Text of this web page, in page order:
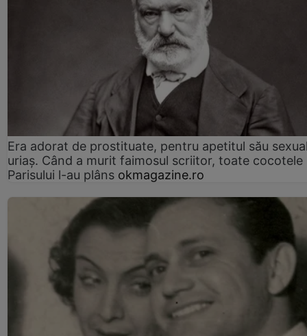
Era adorat de prostituate, pentru apetitul său
uriaș. Când a murit faimosul scriitor, toate cocotele
Parisului l-au plâns okmagazine.ro